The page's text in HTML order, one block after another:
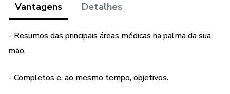
Vantagens Detalhes
- Resumos das principais áreas médicas na palma da sua
mão.
- Completos e, ao mesmo tempo, objetivos.